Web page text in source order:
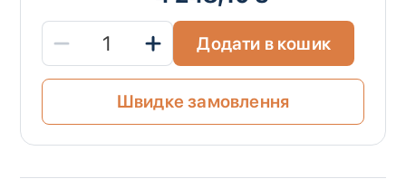
Додати в кошик
Швидке замовлення